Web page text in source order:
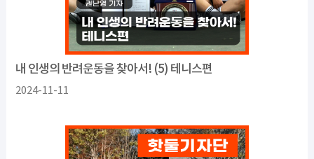
내 인생의 반려운동을 찾아서! (5) 테니스편
2024-11-11